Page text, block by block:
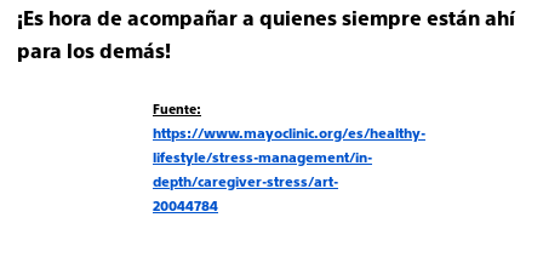
¡Es hora de acompañar a quienes siempre están ahí
para los demás!
Fuente:
https://www.mayoclinic.org/es/healthy-
lifestyle/stress-management/in-
depth/caregiver-stress/art-
20044784